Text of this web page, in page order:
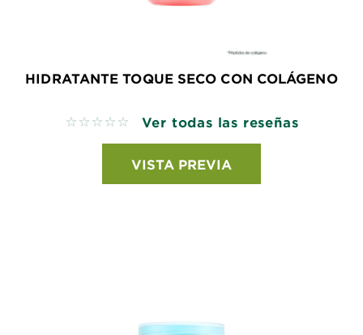
HIDRATANTE TOQUE SECO CON COLÁGENO
No reviews Ver todas las reseñas
VISTA PREVIA